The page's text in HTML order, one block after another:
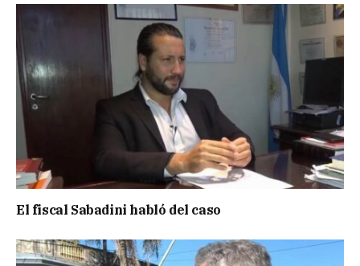
El fiscal Sabadini habló del caso